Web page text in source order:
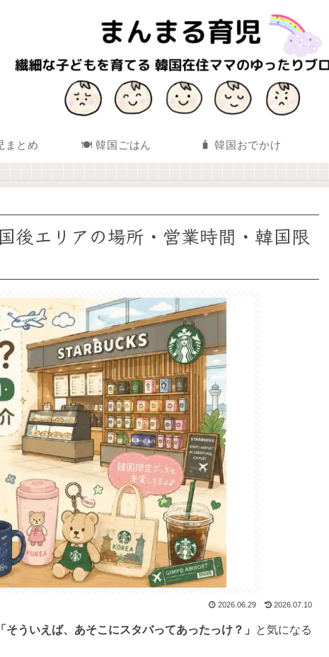
まとめ 🍽️ 韓国ごはん 🧳 韓国おでかけ
後エリアの場所・営業時間・韓国限
2026.06.29 2026.07.10
「そういえば、あそこにスタバってあったっけ？」
と気になる